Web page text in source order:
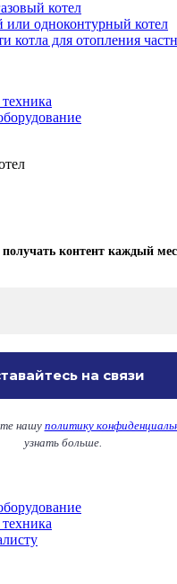
котел
или одноконтурный котел
котла для отопления
контент каждый
нашу политику
узнать больше.